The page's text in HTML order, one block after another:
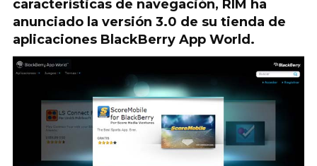
características de navegación, RIM ha
anunciado la versión 3.0 de su tienda de
aplicaciones BlackBerry App World.